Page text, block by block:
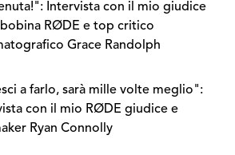
Intervista con il mio giudice
RØDE e top critico
Grace Randolph
a farlo, sarà mille volte meglio":
con il mio RØDE giudice e
Ryan Connolly